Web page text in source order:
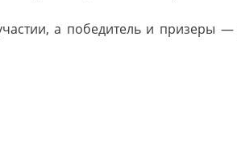
а победитель и призеры